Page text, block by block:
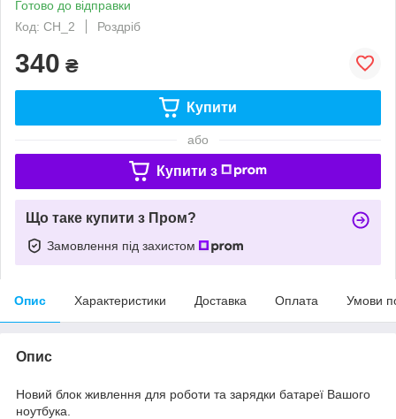
Готово до відправки
Код: CH_2
Роздріб
340 ₴
Купити
або
Купити з
Що таке купити з Пром?
Замовлення під захистом
Опис Характеристики Доставка Оплата Умови
Опис
Новий блок живлення для роботи та зарядки батареї Вашого
ноутбука.